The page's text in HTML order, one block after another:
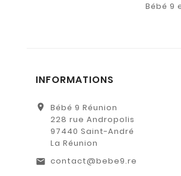
Bébé 9
INFORMATIONS
location_on
Bébé 9 Réunion
228 rue Andropolis
97440 Saint-André
La Réunion
email contact@bebe9.re